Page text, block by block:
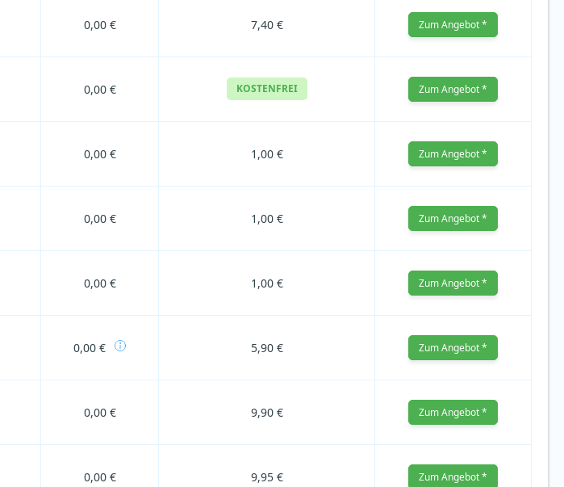
0,00 € 7,40 € Zum Angebot *
0,00 € KOSTENFREI Zum Angebot *
0,00 € 1,00 € Zum Angebot *
0,00 € 1,00 € Zum Angebot *
0,00 € 1,00 € Zum Angebot *
0,00 € 5,90 € Zum Angebot *
0,00 € 9,90 € Zum Angebot *
0,00 € 9,95 € Zum Angebot *